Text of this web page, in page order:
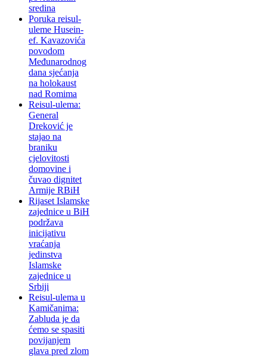
sredina
Poruka reisul-
uleme Husein-
ef. Kavazovića
povodom
Međunarodnog
dana sjećanja
na holokaust
nad Romima
Reisul-ulema:
General
Dreković je
stajao na
braniku
cjelovitosti
domovine i
čuvao dignitet
Armije RBiH
Rijaset Islamske
zajednice u BiH
podržava
inicijativu
vraćanja
jedinstva
Islamske
zajednice u
Srbiji
Reisul-ulema u
Kamičanima:
Zabluda je da
ćemo se spasiti
povijanjem
glava pred zlom